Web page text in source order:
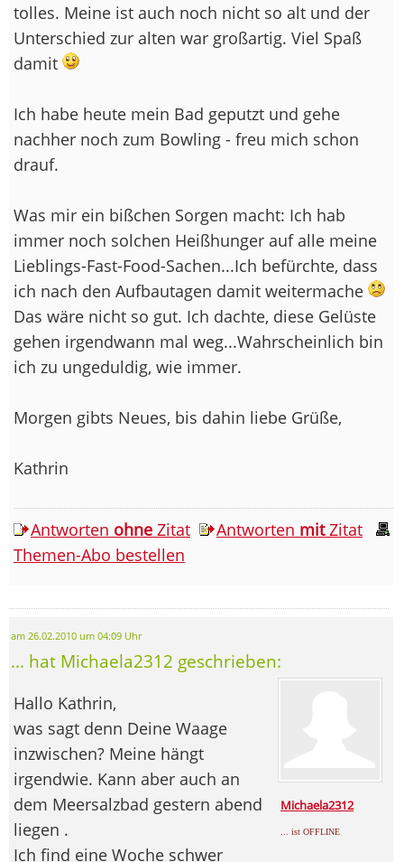
tolles. Meine ist auch noch nicht so alt und der
Unterschied zur alten war großartig. Viel Spaß
damit
Ich habe heute mein Bad geputzt und gehe
nachher noch zum Bowling - freu mich schon
drauf.
Was mir ein bißchen Sorgen macht: Ich hab
immer noch solchen Heißhunger auf alle meine
Lieblings-Fast-Food-Sachen...Ich befürchte, dass
ich nach den Aufbautagen damit weitermache
Das wäre nicht so gut. Ich dachte, diese Gelüste
gehen irgendwann mal weg...Wahrscheinlich bin
ich zu ungeduldig, wie immer.
Morgen gibts Neues, bis dahin liebe Grüße,
Kathrin
Antworten ohne Zitat Antworten mitZitat
Themen-Abo bestellen
am 26.02.2010 um 04:09 Uhr
... hat Michaela2312 geschrieben:
Michaela2312
... ist OFFLINE
Hallo Kathrin,
was sagt denn Deine Waage
inzwischen? Meine hängt
irgendwie. Kann aber auch an
dem Meersalzbad gestern abend
liegen .
Ich find eine Woche schwer